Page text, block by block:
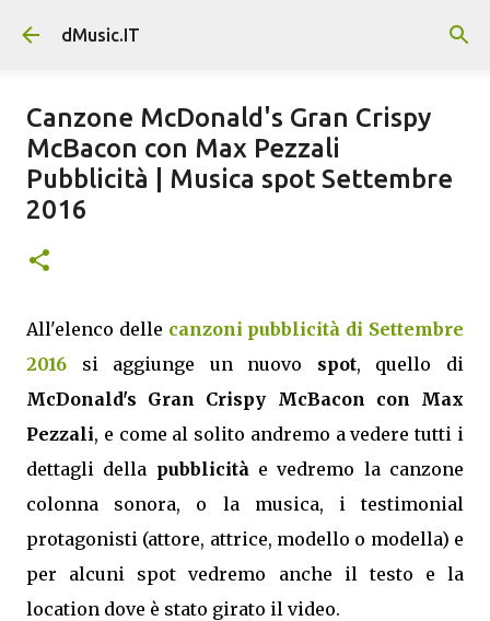
Passa ai contenuti principali
dMusic.IT
Canzone McDonald's Gran Crispy
McBacon con Max Pezzali
Pubblicità | Musica spot Settembre
2016
All'elenco delle canzoni pubblicità di Settembre
2016 si aggiunge un nuovo spot, quello di
McDonald's Gran Crispy McBacon con Max
Pezzali, e come al solito andremo a vedere tutti i
dettagli della pubblicitàe vedremo la canzone
colonna sonora, o la musica, i testimonial
protagonisti (attore, attrice, modello o modella) e
per alcuni spot vedremo anche il testo e la
location dove è stato girato il video.